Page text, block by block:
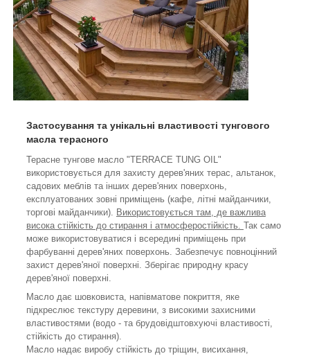
Застосування та унікальні властивості тунгового
масла терасного
Терасне тунгове масло "TERRACE TUNG OIL"
використовується для захисту дерев'яних терас, альтанок,
садових меблів та інших дерев'яних поверхонь,
експлуатованих зовні приміщень (кафе, літні майданчики,
торгові майданчики). Використовується там, де важлива
висока стійкість до стирання і атмосферостійкість. Так само
може використовуватися і всередині приміщень при
фарбуванні дерев'яних поверхонь. Забезпечує повноцінний
захист дерев'яної поверхні. Зберігає природну красу
дерев'яної поверхні.
Масло дає шовковиста, напівматове покриття, яке
підкреслює текстуру деревини, з високими захисними
властивостями (водо - та брудовідштовхуючі властивості,
стійкість до стирання).
Масло надає виробу стійкість до тріщин, висихання,